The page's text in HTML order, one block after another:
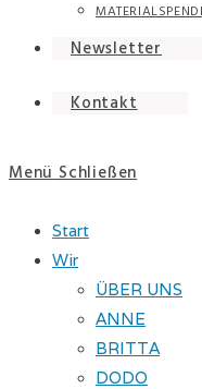
Newsletter
Kontakt
Menü Schließen
Start
Wir
ÜBER UNS
ANNE
BRITTA
DODO